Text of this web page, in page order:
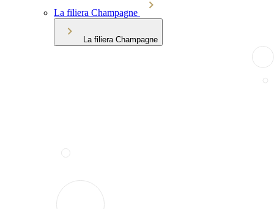
La filiera Champagne
La filiera Champagne